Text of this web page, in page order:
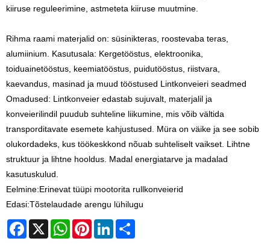
kiiruse reguleerimine, astmeteta kiiruse muutmine.
Rihma raami materjalid on: süsinikteras, roostevaba teras,
alumiinium. Kasutusala: Kergetööstus, elektroonika,
toiduainetööstus, keemiatööstus, puidutööstus, riistvara,
kaevandus, masinad ja muud tööstused Lintkonveieri seadmed
Omadused: Lintkonveier edastab sujuvalt, materjalil ja
konveierilindil puudub suhteline liikumine, mis võib vältida
transporditavate esemete kahjustused. Müra on väike ja see sobib
olukordadeks, kus töökeskkond nõuab suhteliselt vaikset. Lihtne
struktuur ja lihtne hooldus. Madal energiatarve ja madalad
kasutuskulud.
Eelmine:Erinevat tüüpi mootorita rullkonveierid
Edasi:Tõstelaudade arengu lühilugu
Facebook
X WhatsAppPinterestLinkedIn